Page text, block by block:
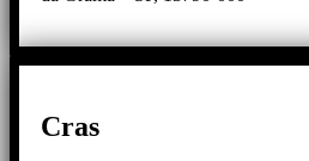
Cras